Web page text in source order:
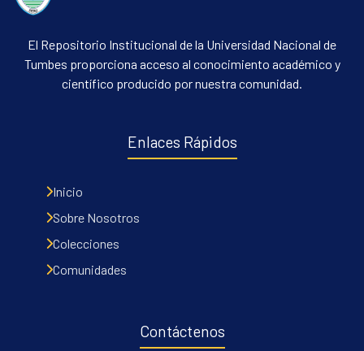
El Repositorio Institucional de la Universidad Nacional de
Tumbes proporciona acceso al conocimiento académico y
científico producido por nuestra comunidad.
Enlaces Rápidos
Inicio
Sobre Nosotros
Colecciones
Comunidades
Contáctenos